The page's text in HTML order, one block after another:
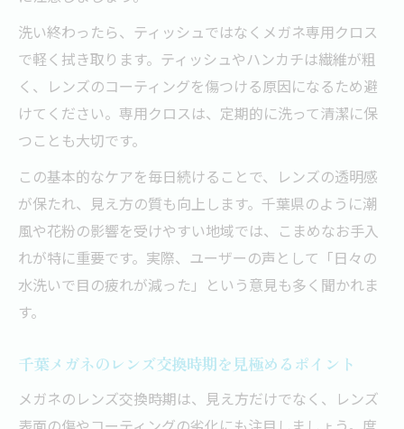
洗い終わったら、ティッシュではなくメガネ専用クロス
で軽く拭き取ります。ティッシュやハンカチは繊維が粗
く、レンズのコーティングを傷つける原因になるため避
けてください。専用クロスは、定期的に洗って清潔に保
つことも大切です。
この基本的なケアを毎日続けることで、レンズの透明感
が保たれ、見え方の質も向上します。千葉県のように潮
風や花粉の影響を受けやすい地域では、こまめなお手入
れが特に重要です。実際、ユーザーの声として「日々の
水洗いで目の疲れが減った」という意見も多く聞かれま
す。
千葉メガネのレンズ交換時期を見極めるポイント
メガネのレンズ交換時期は、見え方だけでなく、レンズ